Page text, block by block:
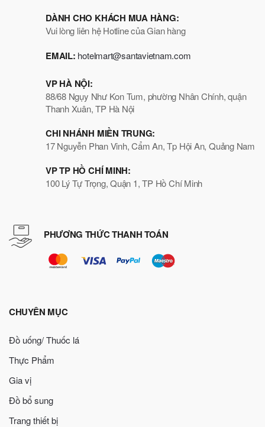
DÀNH CHO KHÁCH MUA HÀNG:
Vui lòng liên hệ Hotline của Gian hàng
EMAIL: hotelmart@santavietnam.com
VP HÀ NỘI:
88/68 Ngụy Như Kon Tum, phường Nhân Chính, quận
Thanh Xuân, TP Hà Nội
CHI NHÁNH MIỀN TRUNG:
17 Nguyễn Phan Vinh, Cẩm An, Tp Hội An, Quảng Nam
VP TP HỒ CHÍ MINH:
100 Lý Tự Trọng, Quận 1, TP Hồ Chí Minh
PHƯƠNG THỨC THANH TOÁN
CHUYÊN MỤC
Đồ uống/ Thuốc lá
Thực Phẩm
Gia vị
Đồ bổ sung
Trang thiết bị